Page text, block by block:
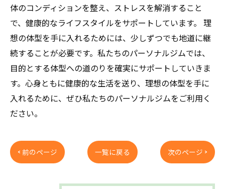
体のコンディションを整え、ストレスを解消すること
で、健康的なライフスタイルをサポートしています。 理
想の体型を手に入れるためには、少しずつでも地道に継
続することが必要です。私たちのパーソナルジムでは、
目的とする体型への道のりを確実にサポートしていきま
す。心身ともに健康的な生活を送り、理想の体型を手に
入れるために、ぜひ私たちのパーソナルジムをご利用く
ださい。
< 前のページ 一覧に戻る 次のページ >